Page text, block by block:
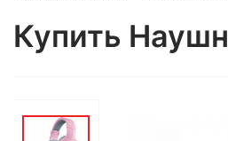
Купить